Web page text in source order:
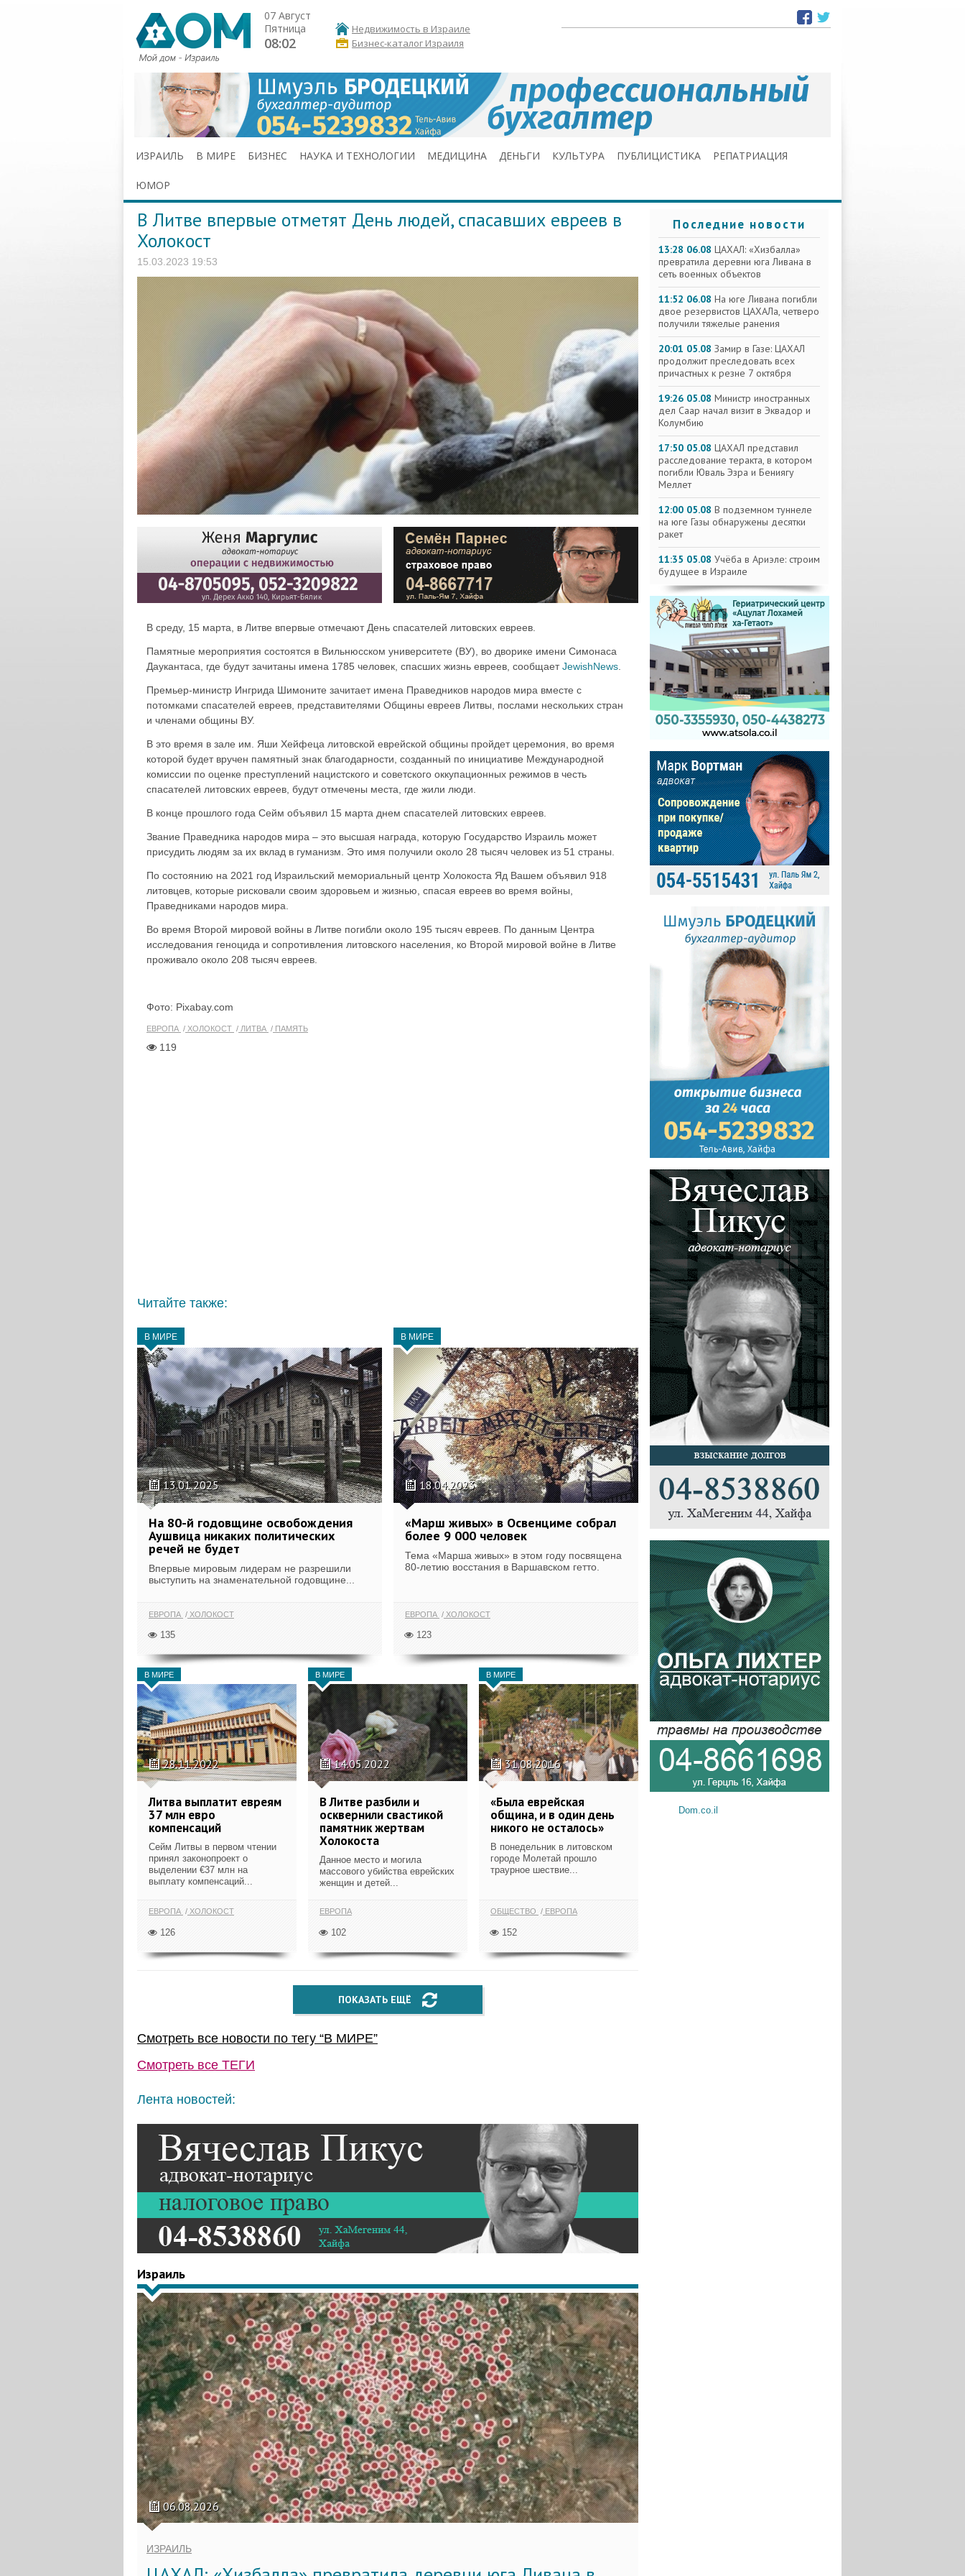
07 Август
Пятница
08:02
Недвижимость в Израиле
Бизнес-каталог Израиля
ИЗРАИЛЬ В МИРЕ БИЗНЕС НАУКА И ТЕХНОЛОГИИ МЕДИЦИНА ДЕНЬГИ КУЛЬТУРА ПУБЛИЦИСТИКА РЕПАТРИАЦИЯ
ЮМОР
В Литве впервые отметят День людей, спасавших евреев в
Холокост
15.03.2023 19:53
В среду, 15 марта, в Литве впервые отмечают День спасателей литовских евреев.
Памятные мероприятия состоятся в Вильнюсском университете (ВУ), во дворике имени Симонаса
Даукантаса, где будут зачитаны имена 1785 человек, спасших жизнь евреев, сообщаетJewishNews
Премьер-министр Ингрида Шимоните зачитает имена Праведников народов мира вместе с
потомками спасателей евреев, представителями Общины евреев Литвы, послами нескольких стран
и членами общины ВУ.
В это время в зале им. Яши Хейфеца литовской еврейской общины пройдет церемония, во время
которой будет вручен памятный знак благодарности, созданный по инициативе Международной
комиссии по оценке преступлений нацистского и советского оккупационных режимов в честь
спасателей литовских евреев, будут отмечены места, где жили люди.
В конце прошлого года Сейм объявил 15 марта днем спасателей литовских евреев.
Звание Праведника народов мира – это высшая награда, которую Государство Израиль может
присудить людям за их вклад в гуманизм. Это имя получили около 28 тысяч человек из 51 страны.
По состоянию на 2021 год Израильский мемориальный центр Холокоста Яд Вашем объявил 918
литовцев, которые рисковали своим здоровьем и жизнью, спасая евреев во время войны,
Праведниками народов мира.
Во время Второй мировой войны в Литве погибли около 195 тысяч евреев. По данным Центра
исследования геноцида и сопротивления литовского населения, ко Второй мировой войне в Литве
проживало около 208 тысяч евреев.
Фото: Pixabay.com
ЕВРОПА ХОЛОКОСТ ЛИТВА ПАМЯТЬ
119
Читайте также:
В МИРЕ
13.01.2025
На 80-й годовщине освобождения
Аушвица никаких политических
речей не будет
Впервые мировым лидерам не разрешили
выступить на знаменательной годовщине...
ЕВРОПА ХОЛОКОСТ
135
В МИРЕ
18.04.2023
«Марш живых» в Освенциме собрал
более 9 000 человек
Тема «Марша живых» в этом году посвящена
80-летию восстания в Варшавском гетто.
ЕВРОПА ХОЛОКОСТ
123
В МИРЕ
28.11.2022
Литва выплатит евреям
37 млн евро
компенсаций
Сейм Литвы в первом чтении
принял законопроект о
выделении €37 млн на
выплату компенсаций...
ЕВРОПА ХОЛОКОСТ
126
В МИРЕ
14.05.2022
В Литве разбили и
осквернили свастикой
памятник жертвам
Холокоста
Данное место и могила
массового убийства еврейских
женщин и детей...
ЕВРОПА
102
В МИРЕ
31.08.2016
«Была еврейская
община, и в один день
никого не осталось»
В понедельник в литовском
городе Молетай прошло
траурное шествие...
ОБЩЕСТВО ЕВРОПА
152
ПОКАЗАТЬ ЕЩЁ
Смотреть все новости по тегу “В МИРЕ”
Смотреть все ТЕГИ
Лента новостей:
Израиль
06.08.2026
ИЗРАИЛЬ
Последние новости
13:28 06.08 ЦАХАЛ: «Хизбалла»
превратила деревни юга Ливана в
сеть военных объектов
11:52 06.08 На юге Ливана погибли
двое резервистов ЦАХАЛа, четверо
получили тяжелые ранения
20:01 05.08 Замир в Газе: ЦАХАЛ
продолжит преследовать всех
причастных к резне 7 октября
19:26 05.08 Министр иностранных
дел Саар начал визит в Эквадор и
Колумбию
17:50 05.08 ЦАХАЛ представил
расследование теракта, в котором
погибли Юваль Эзра и Бениягу
Меллет
12:00 05.08 В подземном туннеле
на юге Газы обнаружены десятки
ракет
11:35 05.08 Учёба в Ариэле: строим
будущее в Израиле
Dom.co.il